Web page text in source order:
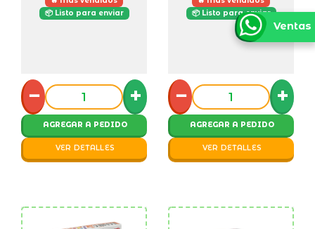
📦 Listo para enviar
− +
AGREGAR A PEDIDO
VER DETALLES
📦 Listo para enviar
− +
AGREGAR A PEDIDO
VER DETALLES
Ventas